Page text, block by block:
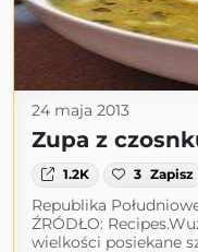
24 maja 2013
Zupa z
1.2K 3 Zapisz
Republika
ŹRÓDŁO:
wielkości posiekane